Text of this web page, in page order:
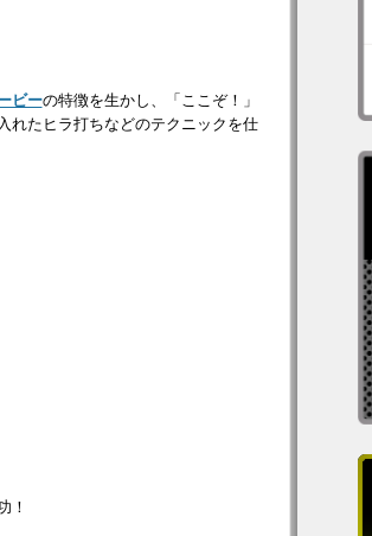
ビーの特徴を生かし、「ここぞ！」
れたヒラ打ちなどのテクニックを仕
！